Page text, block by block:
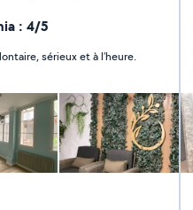
: 4/5
sérieux et à l’heure.